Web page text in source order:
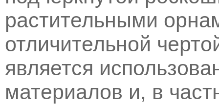
растительными
отличительной
является
материалов и, в